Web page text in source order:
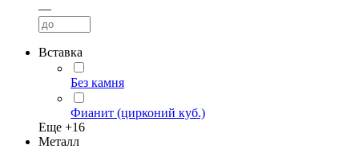
—
Вставка
Без камня
Фианит (цирконий куб.)
Еще +16
Металл